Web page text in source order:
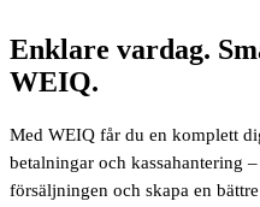
Enklare vardag.
WEIQ.
Med WEIQ får du en komplett
betalningar och kassahantering
försäljningen och skapa en